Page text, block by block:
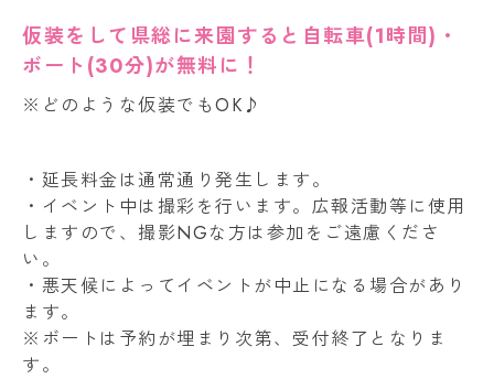
仮装をして県総に来園すると自転車(1時間)・
ボート(30分)が無料に！
※どのような仮装でもOK♪
・延長料金は通常通り発生します。
・イベント中は撮彩を行います。広報活動等に使用
しますので、撮影NGな方は参加をご遠慮くださ
い。
・悪天候によってイベントが中止になる場合があり
ます。
※ボートは予約が埋まり次第、受付終了となりま
す。